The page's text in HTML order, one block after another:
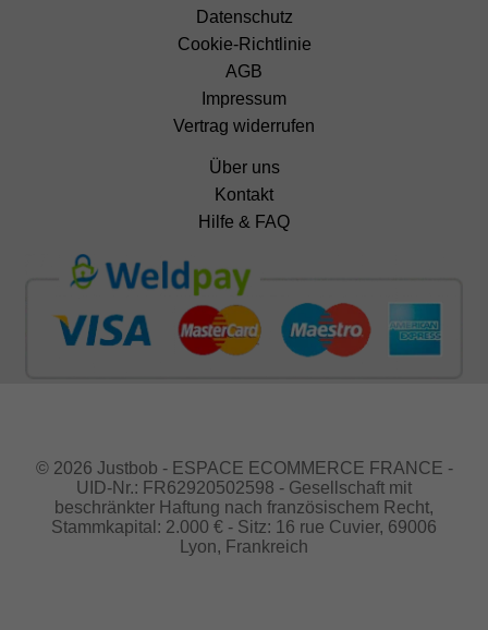
Datenschutz
Cookie-Richtlinie
AGB
Impressum
Vertrag widerrufen
Über uns
Kontakt
Hilfe & FAQ
© 2026 Justbob - ESPACE ECOMMERCE FRANCE -
UID-Nr.: FR62920502598 - Gesellschaft mit
beschränkter Haftung nach französischem Recht,
Stammkapital: 2.000 € - Sitz: 16 rue Cuvier, 69006
Lyon, Frankreich